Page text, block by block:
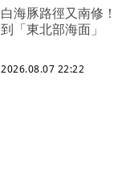
白海豚路徑又南修
到「東北部海面」
2026.08.07 22:22